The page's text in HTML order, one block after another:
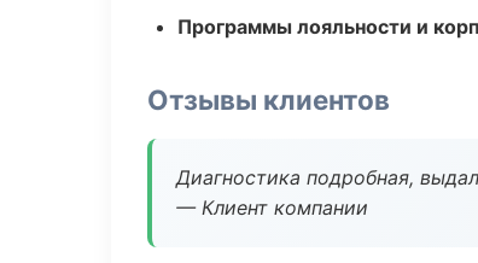
Программы лояльности и
Отзывы клиентов
Диагностика подробная,
— Клиент компании